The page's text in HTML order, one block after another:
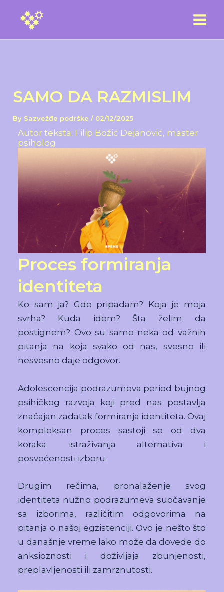
SAMO DA RAZMISLIM
By Sazvežđe podrške/ 02/12/2025
Autor teksta: Filip Božić Dejanović, master
psiholog
Proces formiranja
identiteta
Ko sam ja? Gde pripadam? Koja je moja
svrha? Kuda idem? Šta želim da
postignem? Ovo su samo neka od važnih
pitanja na koja svako od nas, svesno ili
nesvesno daje odgovor.
Adolescencija podrazumeva period bujnog
psihičkog razvoja koji pred nas postavlja
značajan zadatak formiranja identiteta. Ovaj
kompleksan proces sastoji se od dva
koraka: istraživanja alternativa i
posvećenosti izboru.
Drugim rečima, pronalaženje svog
identiteta nužno podrazumeva suočavanje
sa izborima, različitim odgovorima na
pitanja o našoj egzistenciji. Ovo je nešto što
u današnje vreme lako može da dovede do
anksioznosti i doživljaja zbunjenosti,
preplavljenosti ili zamrznutosti.